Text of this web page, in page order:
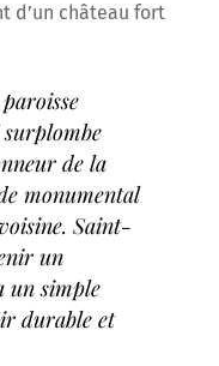
d’un château fort
de la
monumental
Saint-
un
un simple
durable et